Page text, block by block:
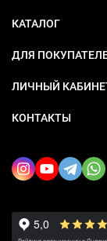
КАТАЛОГ
ДЛЯ
ЛИЧНЫЙ
КОНТАКТЫ